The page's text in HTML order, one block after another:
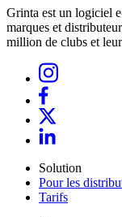
Grinta est un logiciel
marques et
million de clubs et
Solution
Pour les
Tarifs